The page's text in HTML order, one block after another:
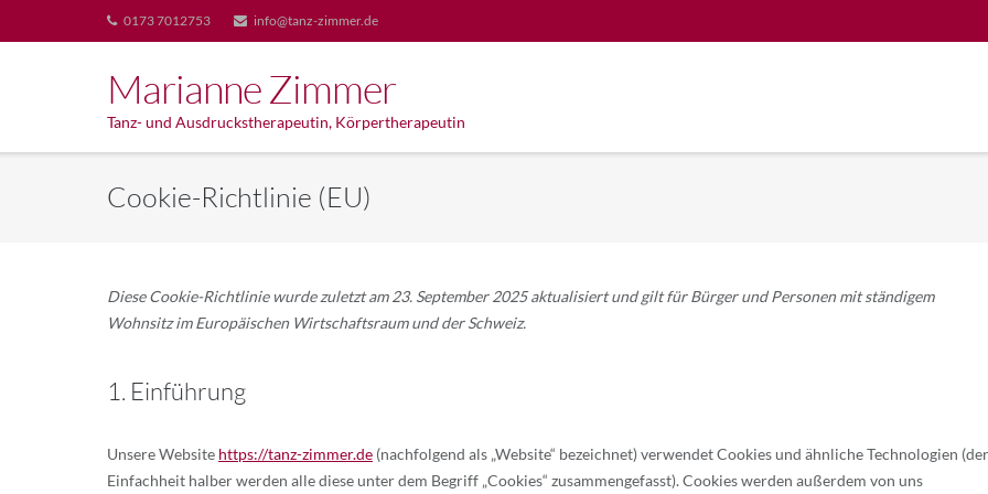
to
0173 7012753 info@tanz-zimmer.de
Marianne Zimmer
Tanz- und Ausdruckstherapeutin, Körpertherapeutin
Cookie-Richtlinie (EU)
Diese Cookie-Richtlinie wurde zuletzt am 23. September 2025 aktualisiert und gilt für Bürger und Personen mit ständigem
Wohnsitz im Europäischen Wirtschaftsraum und der Schweiz.
1. Einführung
Unsere Website https://tanz-zimmer.de(nachfolgend als „Website“ bezeichnet) verwendet Cookies und ähnliche Technologien (der
Einfachheit halber werden alle diese unter dem Begriff „Cookies“ zusammengefasst). Cookies werden außerdem von uns